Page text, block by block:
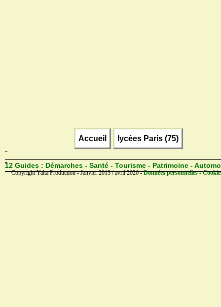
Accueil lycées Paris (75)
12 Guides : Démarches - Santé - Tourisme - Patrimoine -
Copyright Yalta Production - Janvier 2013 / avril 2026 -Données personnelles -